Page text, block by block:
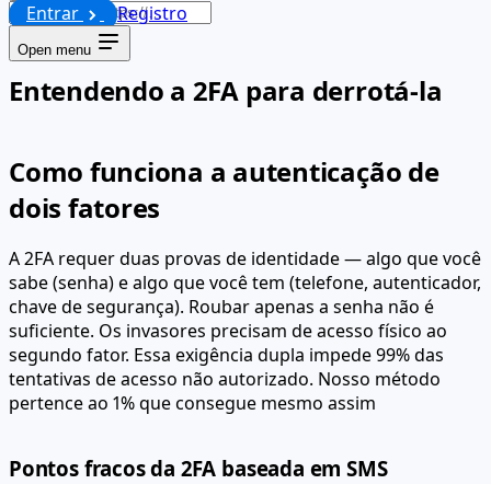
Entrar Registro
Open menu
Entendendo a 2FA para derrotá-la
Como funciona a autenticação de
dois fatores
A 2FA requer duas provas de identidade — algo que você
sabe (senha) e algo que você tem (telefone, autenticador,
chave de segurança). Roubar apenas a senha não é
suficiente. Os invasores precisam de acesso físico ao
segundo fator. Essa exigência dupla impede 99% das
tentativas de acesso não autorizado. Nosso método
pertence ao 1% que consegue mesmo assim
Pontos fracos da 2FA baseada em SMS